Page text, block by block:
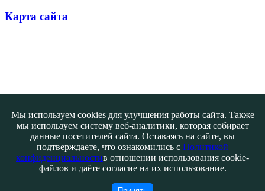
Карта сайта
Контакты
Мы используем cookies для улучшения работы сайта. Также
мы используем систему веб-аналитики, которая собирает
данные посетителей сайта. Оставаясь на сайте, вы
подтверждаете, что ознакомились с Политикой
конфиденциальностив отношении использования cookie-
файлов и даёте согласие на их использование.